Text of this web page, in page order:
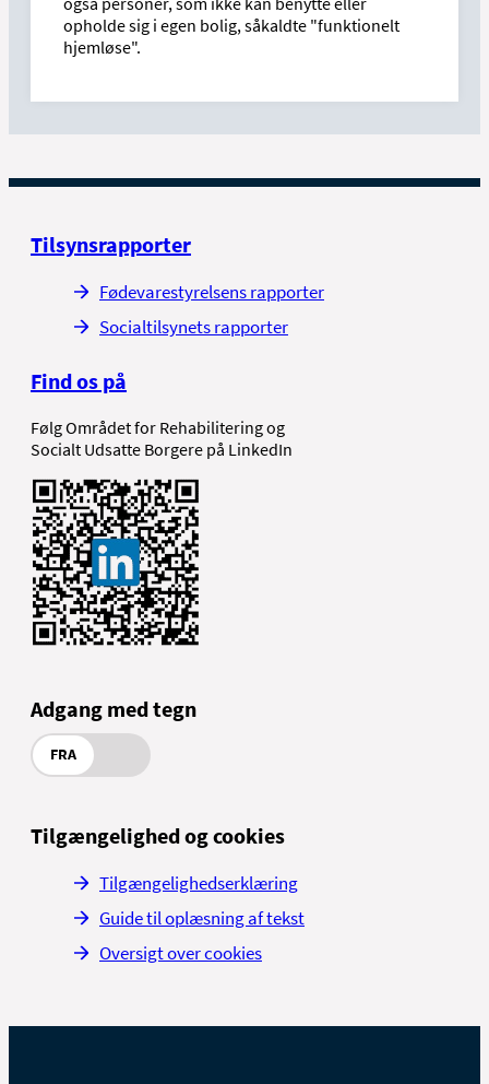
opholde sig i egen bolig, såkaldte "funktionelt
hjemløse".
Tilsynsrapporter
Fødevarestyrelsens rapporter
Socialtilsynets rapporter
Find os på
Følg Området for Rehabilitering og
Socialt Udsatte Borgere på LinkedIn
Adgang med tegn
FRA
Tilgængelighed og cookies
Tilgængelighedserklæring
Guide til oplæsning af tekst
Oversigt over cookies